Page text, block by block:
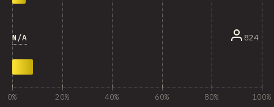
N/A 824
0% 20% 40% 60% 80% 100%